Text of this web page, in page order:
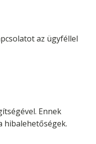
az ügyféllel
Ennek
hibalehetőségek.